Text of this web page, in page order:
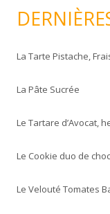
h
r
h
r
:
La Tarte Pistache,
La Pâte Sucrée
Le Tartare d’Avocat,
Le Cookie duo de
Le Velouté Tomates